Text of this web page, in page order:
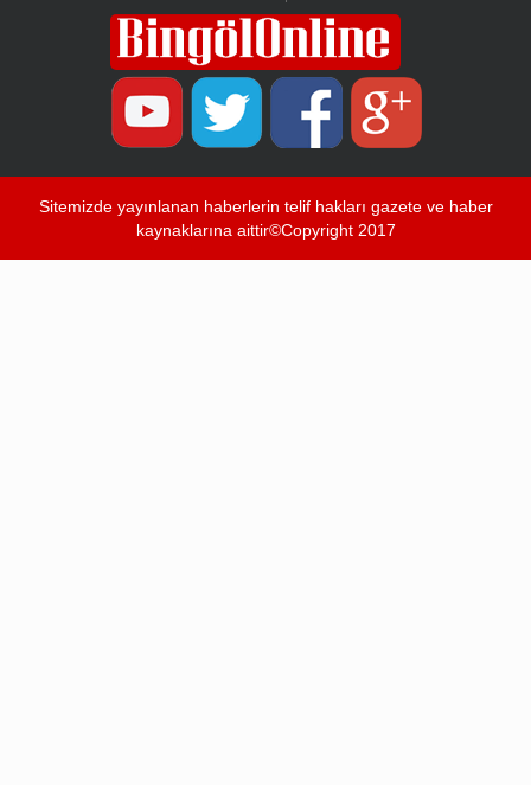
Sitemizde yayınlanan haberlerin telif hakları gazete ve haber
kaynaklarına aittir©Copyright 2017